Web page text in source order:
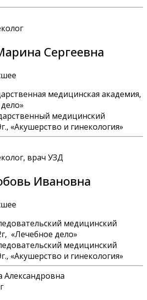
Сергеевна
медицинская академия,
медицинский
«Акушерство и гинекология»
врач УЗД
Ивановна
медицинский
«Лечебное дело»
медицинский
«Акушерство и гинекология»